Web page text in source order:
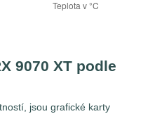
9070 XT podle
jsou grafické karty